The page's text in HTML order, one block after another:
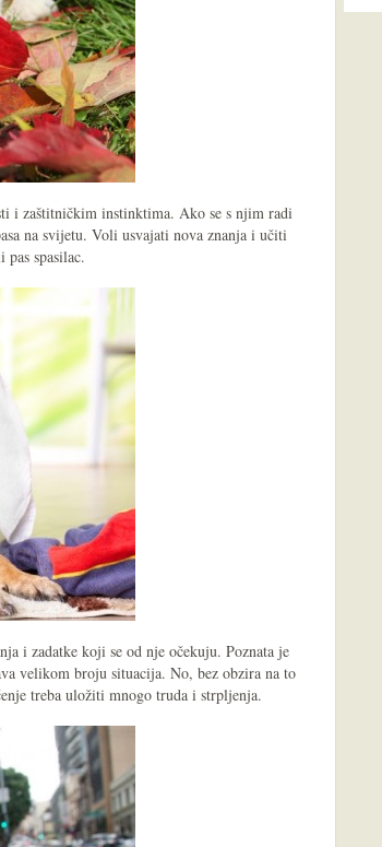
i zaštitničkim instinktima. Ako se s njim radi
na svijetu. Voli usvajati nova znanja i učiti
spasilac.
i zadatke koji se od nje očekuju. Poznata je
velikom broju situacija. No, bez obzira na to
treba uložiti mnogo truda i strpljenja.